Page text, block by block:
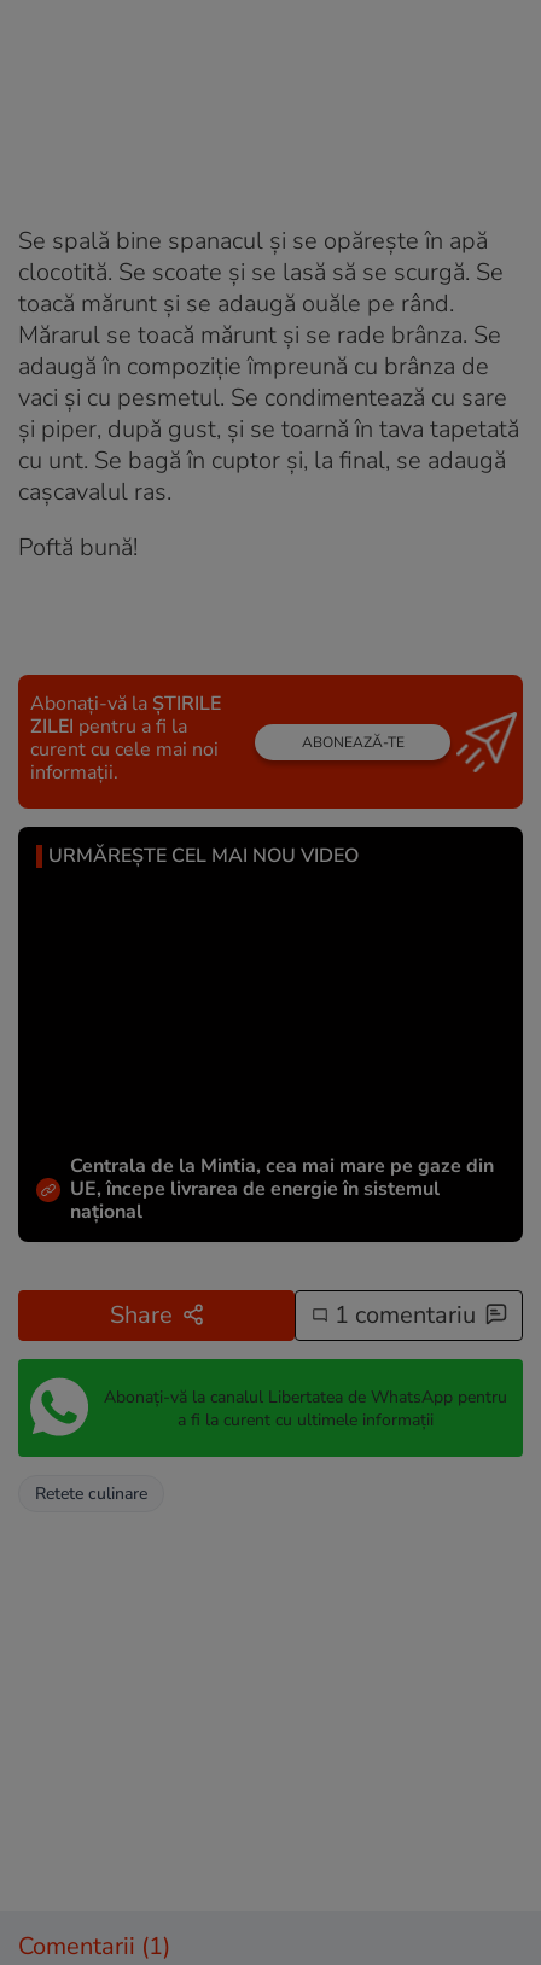
Se spală bine spanacul și se opăreşte în apă
clocotită. Se scoate și se lasă să se scurgă. Se
toacă mărunt și se adaugă ouăle pe rând.
Mărarul se toacă mărunt și se rade brânza. Se
adaugă în compoziție împreună cu brânza de
vaci și cu pesmetul. Se condimentează cu sare
și piper, după gust, și se toarnă în tava tapetată
cu unt. Se bagă în cuptor și, la final, se adaugă
caşcavalul ras.
Poftă bună!
Abonați-vă la ȘTIRILE
ZILEI pentru a fi la
curent cu cele mai noi
informații.
ABONEAZĂ-TE
URMĂREȘTE CEL MAI NOU VIDEO
Centrala de la Mintia, cea mai mare pe gaze din
UE, începe livrarea de energie în sistemul
național
Share 1 comentariu
Abonați-vă la canalul Libertatea de WhatsApp pentru
a fi la curent cu ultimele informații
Retete culinare
Comentarii (1)